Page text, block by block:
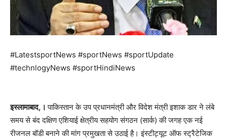
#LatestsportNews #sportNews #sportUpdate
#technlogyNews #sportHindiNews
इस्लामाबाद,।पाकिस्तान के उप प्रधानमंत्री और विदेश मंत्री इशाक डार ने लंबे
समय से बंद दक्षिण एशियाई क्षेत्रीय सहयोग संगठन (सार्क) की जगह एक नई
रीजनल बॉडी बनाने की मांग प्रमुखता से उठाई है। इंस्टीट्यूट ऑफ स्ट्रैटेजिक